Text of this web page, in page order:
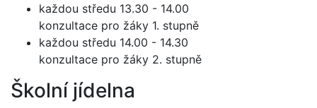
každou středu 13.30 - 14.00
konzultace pro žáky 1. stupně
každou středu 14.00 - 14.30
konzultace pro žáky 2. stupně
Školní jídelna